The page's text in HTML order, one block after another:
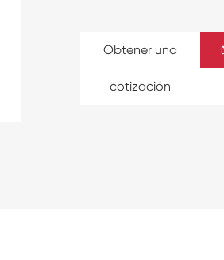
Obtener una
cotización